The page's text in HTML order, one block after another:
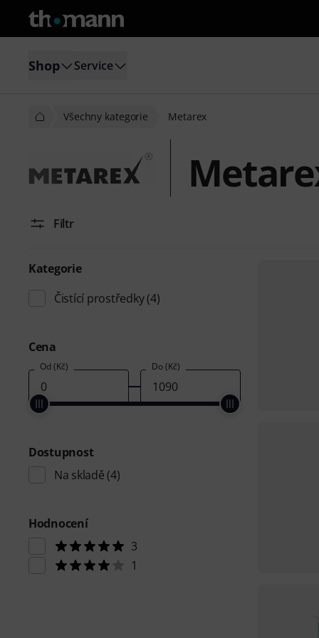
Shop Service
Všechny kategorie Metarex
Filtr
Kategorie
Čistící prostředky(4)
Cena
Od (Kč) Do (Kč)
Dostupnost
Na skladě (4)
Hodnocení
3
1